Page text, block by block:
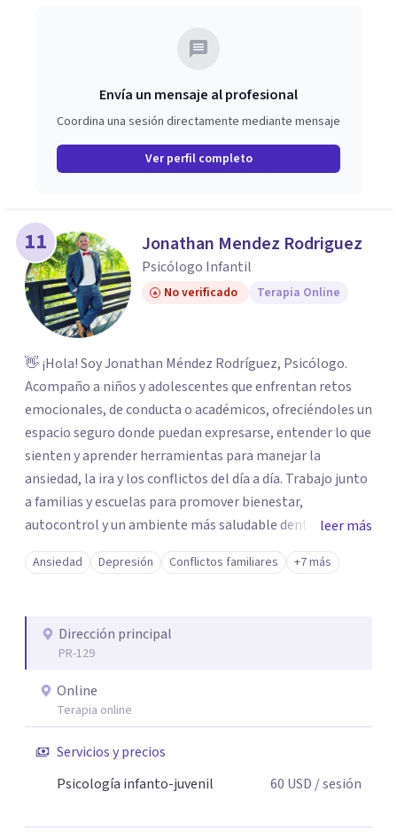
Envía un mensaje al profesional
Coordina una sesión directamente mediante mensaje
Ver perfil completo
11 Jonathan Mendez Rodriguez
Psicólogo Infantil
No verificado Terapia Online
👋 ¡Hola! Soy Jonathan Méndez Rodríguez, Psicólogo.
Acompaño a niños y adolescentes que enfrentan retos
emocionales, de conducta o académicos, ofreciéndoles un
espacio seguro donde puedan expresarse, entender lo que
sienten y aprender herramientas para manejar la
ansiedad, la ira y los conflictos del día a día. Trabajo junto
a familias y escuelas para promover bienestar,
autocontrol y un ambiente más saludable dentro y fuera
del salón de clases. 💛📘 Si buscas apoyo para un joven
que necesita guía emocional, ¡estoy aquí para ayudar! 📩
orientación
leer más
Ansiedad Depresión Conflictos familiares +7 más
Dirección principal
PR-129
Online
Terapia online
Servicios y precios
Psicología infanto-juvenil
60 USD / sesión